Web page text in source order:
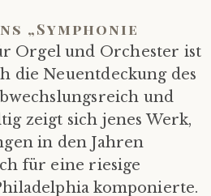
„Symphonie
Orgel und Orchester ist
die Neuentdeckung des
und
zeigt sich jenes Werk,
in den Jahren
für eine riesige
komponierte.